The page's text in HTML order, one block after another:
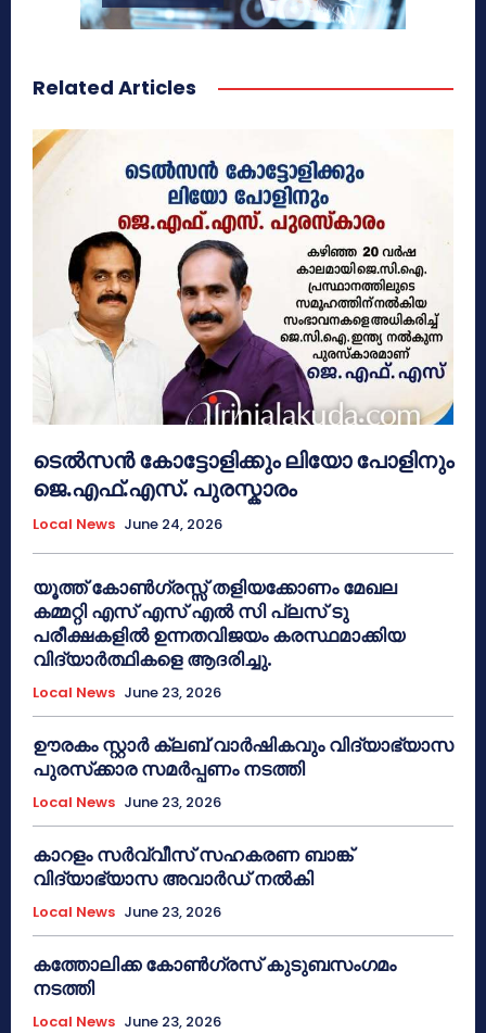
Related Articles
ടെൽസൻ കോട്ടോളിക്കും ലിയോ പോളിനും
ജെ.എഫ്.എസ്. പുരസ്കാരം
Local News June 24, 2026
യൂത്ത് കോൺഗ്രസ്സ് തളിയക്കോണം മേഖല
കമ്മറ്റി എസ് എസ് എൽ സി പ്ലസ് ടു
പരീക്ഷകളിൽ ഉന്നതവിജയം കരസ്ഥമാക്കിയ
വിദ്യാർത്ഥികളെ ആദരിച്ചു.
Local News June 23, 2026
ഊരകം സ്റ്റാർ ക്ലബ് വാർഷികവും വിദ്യാഭ്യാസ
പുരസ്‌ക്കാര സമർപ്പണം നടത്തി
Local News June 23, 2026
കാറളം സർവ്വീസ് സഹകരണ ബാങ്ക്
വിദ്യാഭ്യാസ അവാർഡ് നൽകി
Local News June 23, 2026
കത്തോലിക്ക കോൺഗ്രസ് കുടുബസംഗമം
നടത്തി
Local News June 23, 2026